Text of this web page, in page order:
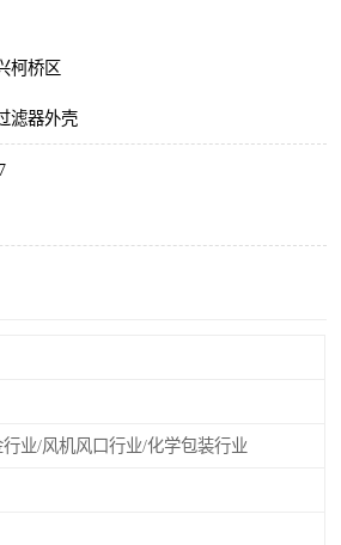
柯桥区
滤器外壳
行业/风机风口行业/化学包装行业